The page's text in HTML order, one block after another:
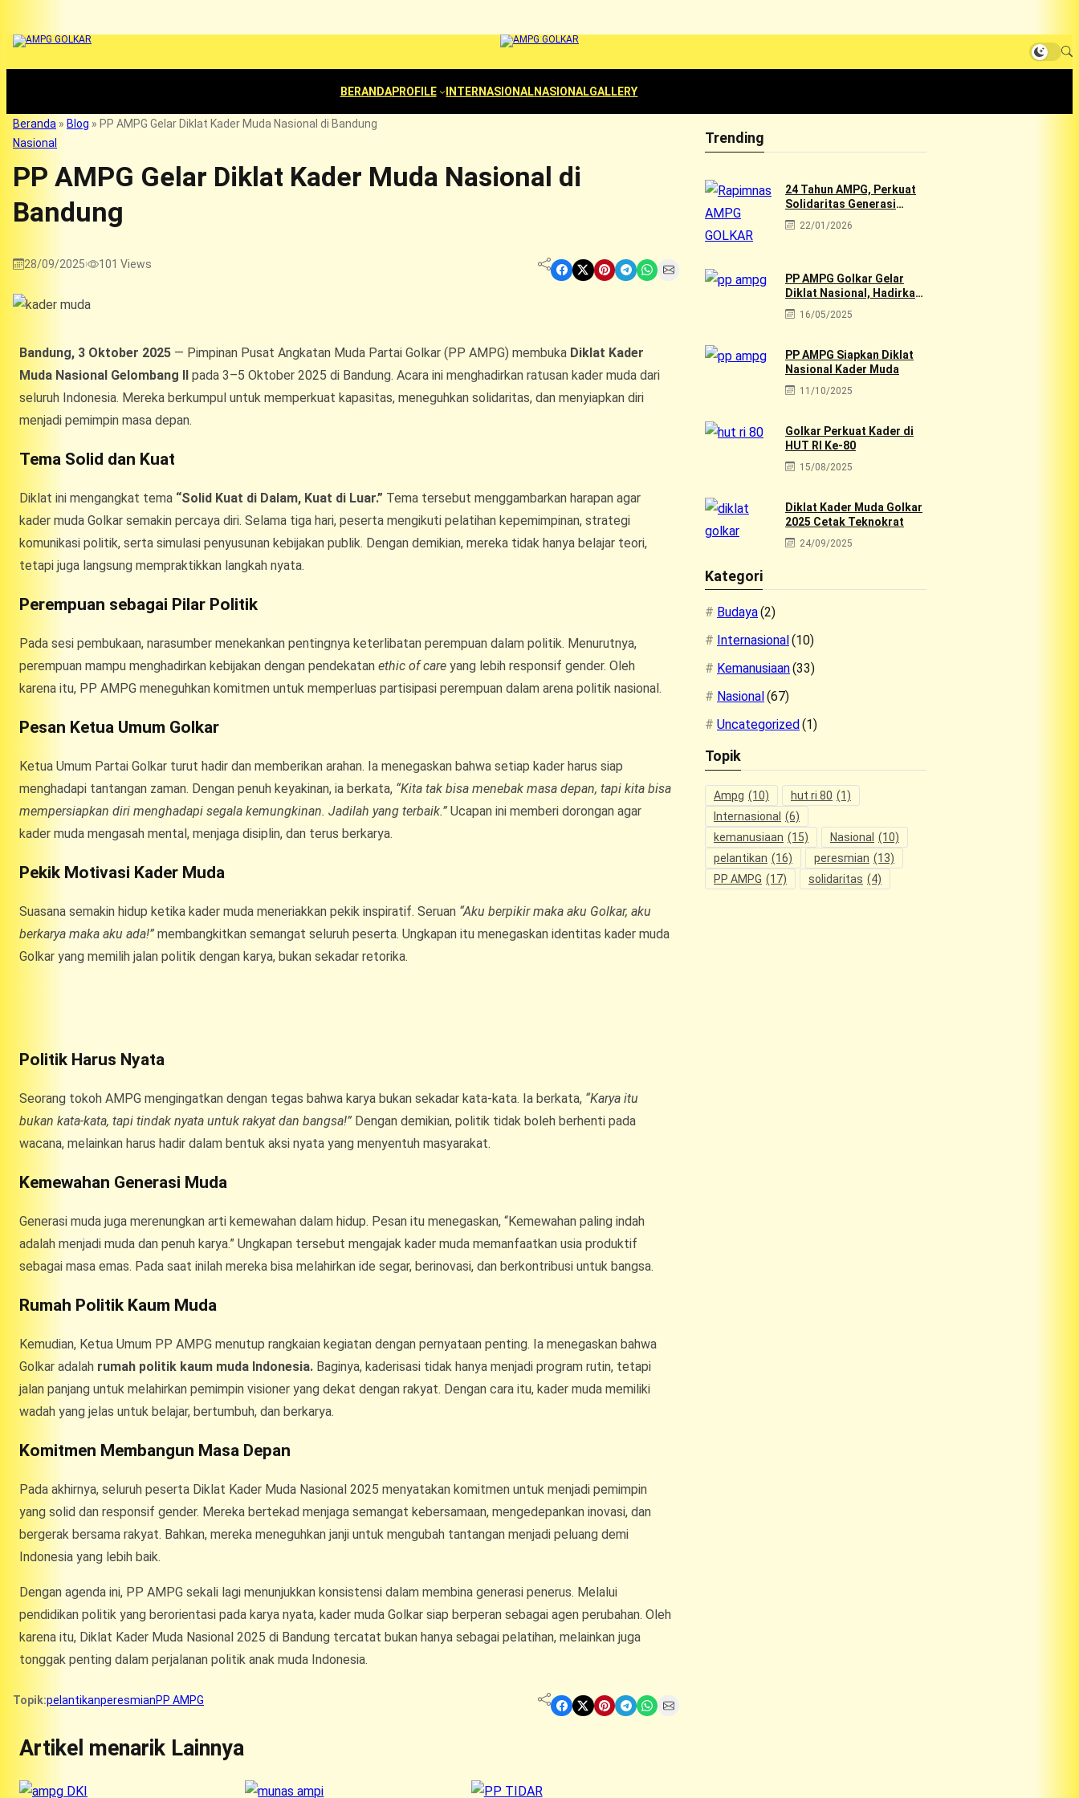
BERANDAPROFILE INTERNASIONALNASIONALGALLERY
Beranda » Blog » PP AMPG Gelar Diklat Kader Muda Nasional di Bandung
Nasional
PP AMPG Gelar Diklat Kader Muda Nasional di
Bandung
28/09/2025 | 101 Views Share on Facebook Share on X Share on Pinterest Share on Telegram Share on WhatsApp Share on Email
Bandung, 3 Oktober 2025 — Pimpinan Pusat Angkatan Muda Partai Golkar (PP AMPG) membuka Diklat Kader
Muda Nasional Gelombang II pada 3–5 Oktober 2025 di Bandung. Acara ini menghadirkan ratusan kader muda dari
seluruh Indonesia. Mereka berkumpul untuk memperkuat kapasitas, meneguhkan solidaritas, dan menyiapkan diri
menjadi pemimpin masa depan.
Tema Solid dan Kuat
Diklat ini mengangkat tema “Solid Kuat di Dalam, Kuat di Luar.” Tema tersebut menggambarkan harapan agar
kader muda Golkar semakin percaya diri. Selama tiga hari, peserta mengikuti pelatihan kepemimpinan, strategi
komunikasi politik, serta simulasi penyusunan kebijakan publik. Dengan demikian, mereka tidak hanya belajar teori,
tetapi juga langsung mempraktikkan langkah nyata.
Perempuan sebagai Pilar Politik
Pada sesi pembukaan, narasumber menekankan pentingnya keterlibatan perempuan dalam politik. Menurutnya,
perempuan mampu menghadirkan kebijakan dengan pendekatan ethic of care yang lebih responsif gender. Oleh
karena itu, PP AMPG meneguhkan komitmen untuk memperluas partisipasi perempuan dalam arena politik nasional.
Pesan Ketua Umum Golkar
Ketua Umum Partai Golkar turut hadir dan memberikan arahan. Ia menegaskan bahwa setiap kader harus siap
menghadapi tantangan zaman. Dengan penuh keyakinan, ia berkata, “Kita tak bisa menebak masa depan, tapi kita bisa
mempersiapkan diri menghadapi segala kemungkinan. Jadilah yang terbaik.” Ucapan ini memberi dorongan agar
kader muda mengasah mental, menjaga disiplin, dan terus berkarya.
Pekik Motivasi Kader Muda
Suasana semakin hidup ketika kader muda meneriakkan pekik inspiratif. Seruan “Aku berpikir maka aku Golkar, aku
berkarya maka aku ada!” membangkitkan semangat seluruh peserta. Ungkapan itu menegaskan identitas kader muda
Golkar yang memilih jalan politik dengan karya, bukan sekadar retorika.
Politik Harus Nyata
Seorang tokoh AMPG mengingatkan dengan tegas bahwa karya bukan sekadar kata-kata. Ia berkata, “Karya itu
bukan kata-kata, tapi tindak nyata untuk rakyat dan bangsa!” Dengan demikian, politik tidak boleh berhenti pada
wacana, melainkan harus hadir dalam bentuk aksi nyata yang menyentuh masyarakat.
Kemewahan Generasi Muda
Generasi muda juga merenungkan arti kemewahan dalam hidup. Pesan itu menegaskan, “Kemewahan paling indah
adalah menjadi muda dan penuh karya.” Ungkapan tersebut mengajak kader muda memanfaatkan usia produktif
sebagai masa emas. Pada saat inilah mereka bisa melahirkan ide segar, berinovasi, dan berkontribusi untuk bangsa.
Rumah Politik Kaum Muda
Kemudian, Ketua Umum PP AMPG menutup rangkaian kegiatan dengan pernyataan penting. Ia menegaskan bahwa
Golkar adalah rumah politik kaum muda Indonesia. Baginya, kaderisasi tidak hanya menjadi program rutin, tetapi
jalan panjang untuk melahirkan pemimpin visioner yang dekat dengan rakyat. Dengan cara itu, kader muda memiliki
wadah yang jelas untuk belajar, bertumbuh, dan berkarya.
Komitmen Membangun Masa Depan
Pada akhirnya, seluruh peserta Diklat Kader Muda Nasional 2025 menyatakan komitmen untuk menjadi pemimpin
yang solid dan responsif gender. Mereka bertekad menjaga semangat kebersamaan, mengedepankan inovasi, dan
bergerak bersama rakyat. Bahkan, mereka meneguhkan janji untuk mengubah tantangan menjadi peluang demi
Indonesia yang lebih baik.
Dengan agenda ini, PP AMPG sekali lagi menunjukkan konsistensi dalam membina generasi penerus. Melalui
pendidikan politik yang berorientasi pada karya nyata, kader muda Golkar siap berperan sebagai agen perubahan. Oleh
karena itu, Diklat Kader Muda Nasional 2025 di Bandung tercatat bukan hanya sebagai pelatihan, melainkan juga
tonggak penting dalam perjalanan politik anak muda Indonesia.
Topik:pelantikanperesmianPP AMPG Share on Facebook Share on X Share on Pinterest Share on Telegram Share on WhatsApp Share on Email
Artikel menarik Lainnya
Trending
24 Tahun AMPG, Perkuat
Solidaritas Generasi
Muda Golkar Lewat
Rapimnas 2026 & Aksi
22/01/2026
PP AMPG Golkar Gelar
Diklat Nasional, Hadirkan
Tokoh Muda Golkar
16/05/2025
PP AMPG Siapkan Diklat
Nasional Kader Muda
11/10/2025
Golkar Perkuat Kader di
HUT RI Ke-80
15/08/2025
Diklat Kader Muda Golkar
2025 Cetak Teknokrat
24/09/2025
Kategori
Budaya(2)
Internasional (10)
Kemanusiaan(33)
Nasional (67)
Uncategorized (1)
Topik
Ampg (10) hut ri 80 (1)
Internasional (6)
kemanusiaan (15) Nasional (10)
pelantikan (16) peresmian (13)
PP AMPG (17) solidaritas (4)